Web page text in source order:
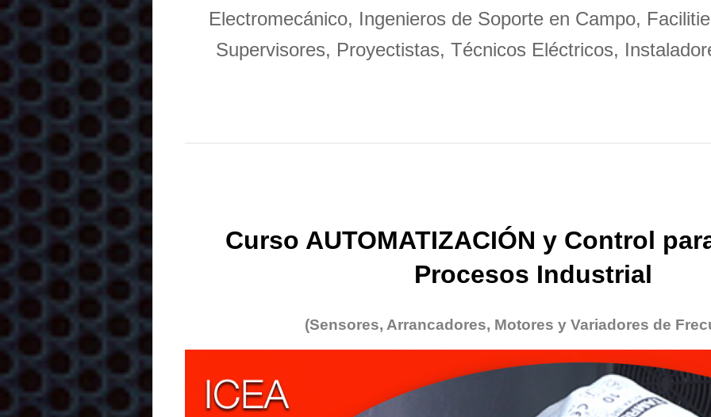
Electromecánico, Ingenieros de Soporte en Campo,
Supervisores, Proyectistas, Técnicos Eléctricos,
Curso AUTOMATIZACIÓN y Control
Procesos Industrial
(Sensores, Arrancadores, Motores y Variadores de